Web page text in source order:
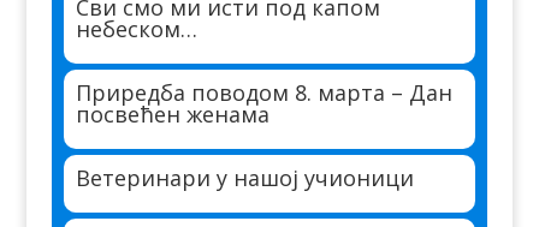
Сви смо ми исти под капом
небеском…
Приредба поводом 8. марта – Дан
посвећен женама
Ветеринари у нашој учионици